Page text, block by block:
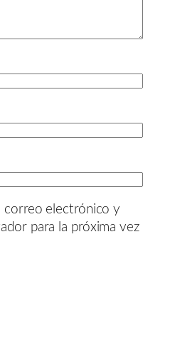
correo electrónico y
para la próxima vez